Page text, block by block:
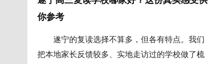
你参考
遂宁的复读选择不算多，但各有特点。我们
把本地家长反馈较多、实地走访过的学校做了梳